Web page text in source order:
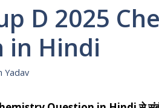
D 2025
in Hindi
Yadav